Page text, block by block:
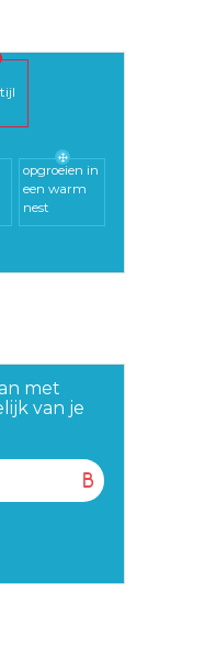
opgroeien in
een warm
nest
met
van je
B